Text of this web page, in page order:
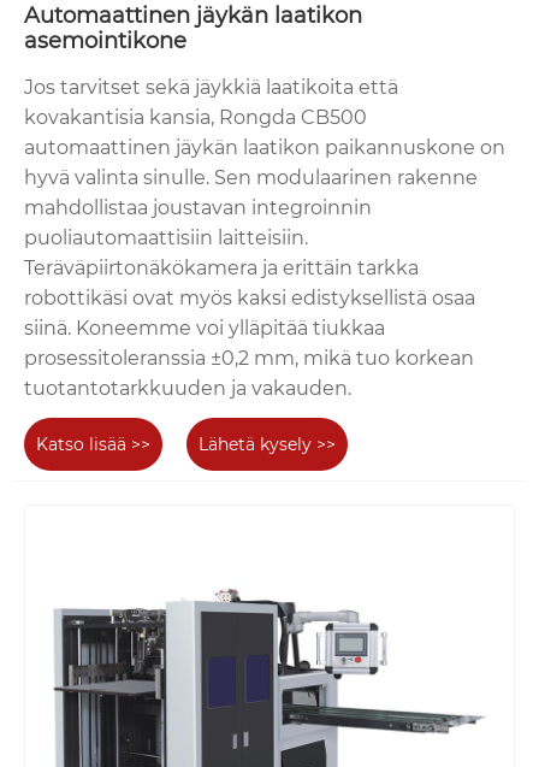
Automaattinen jäykän laatikon
asemointikone
Jos tarvitset sekä jäykkiä laatikoita että
kovakantisia kansia, Rongda CB500
automaattinen jäykän laatikon paikannuskone on
hyvä valinta sinulle. Sen modulaarinen rakenne
mahdollistaa joustavan integroinnin
puoliautomaattisiin laitteisiin.
Teräväpiirtonäkökamera ja erittäin tarkka
robottikäsi ovat myös kaksi edistyksellistä osaa
siinä. Koneemme voi ylläpitää tiukkaa
prosessitoleranssia ±0,2 mm, mikä tuo korkean
tuotantotarkkuuden ja vakauden.
Katso lisää >> Lähetä kysely >>